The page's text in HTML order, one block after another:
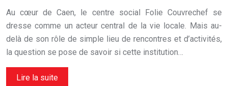
Au cœur de Caen, le centre social Folie Couvrechef se
dresse comme un acteur central de la vie locale. Mais au-
delà de son rôle de simple lieu de rencontres et d’activités,
la question se pose de savoir si cette institution…
Lire la suite